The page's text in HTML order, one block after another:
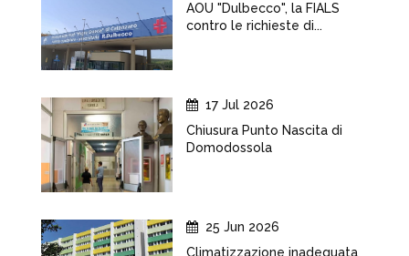
AOU "Dulbecco", la FIALS
contro le richieste di...
17 Jul 2026
Chiusura Punto Nascita di
Domodossola
25 Jun 2026
Climatizzazione inadeguata